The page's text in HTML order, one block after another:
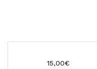
15,00€